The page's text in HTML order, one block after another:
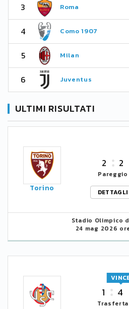
3 Roma
4 Como 1907
5 Milan
6 Juventus
ULTIMI RISULTATI
Torino
2 2
Pareggio
DETTAGLI
Stadio Olimpico
24 mag 2026
1 4
Trasferta